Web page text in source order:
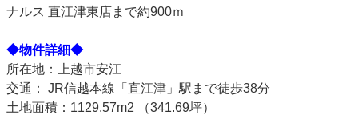
ナルス 直江津東店まで約900ｍ
◆物件詳細◆
所在地：上越市安江
交通： JR信越本線「直江津」駅まで徒歩38分
土地面積：1129.57m2 （341.69坪）